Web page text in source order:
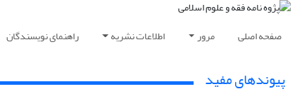
صفحه اصلی مرور اطلاعات نشریه راهنمای نویسندگان
پیوندهای مفید